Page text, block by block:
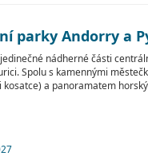
parky Andorry a
nádherné části
Spolu s kamennými
kosatce) a panoramatem